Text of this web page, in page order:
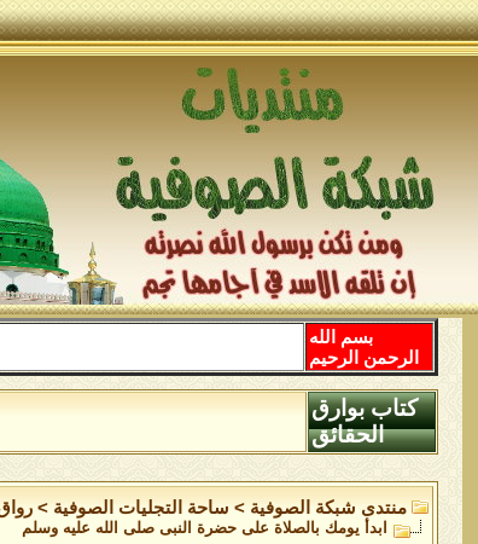
بسم الله
الرحمن الرحيم
كتاب بوارق
الحقائق
منتدى شبكة الصوفية > ساحة التجليات الصوفية >
ابدأ يومك بالصلاة على حضرة النبى صلى الله عليه وسلم